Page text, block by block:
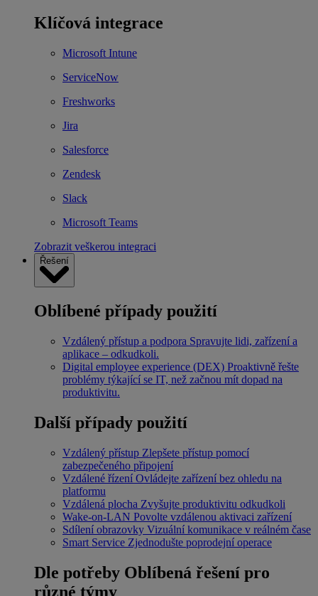
Klíčová integrace
Microsoft Intune
ServiceNow
Freshworks
Jira
Salesforce
Zendesk
Slack
Microsoft Teams
Zobrazit veškerou integraci
Řešení
Oblíbené případy použití
Vzdálený přístup a podpora Spravujte lidi, zařízení a
aplikace – odkudkoli.
Digital employee experience (DEX) Proaktivně řešte
problémy týkající se IT, než začnou mít dopad na
produktivitu.
Další případy použití
Vzdálený přístup Zlepšete přístup pomocí
zabezpečeného připojení
Vzdálené řízení Ovládejte zařízení bez ohledu na
platformu
Vzdálená plocha Zvyšujte produktivitu odkudkoli
Wake-on-LAN Povolte vzdálenou aktivaci zařízení
Sdílení obrazovky Vizuální komunikace v reálném čase
Smart Service Zjednodušte poprodejní operace
Dle potřeby Oblíbená řešení pro
různé týmy